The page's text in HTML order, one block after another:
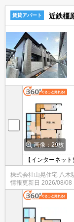
賃貸アパート 近鉄橿
画像：29枚
【インターネッ
ラも完備！
株式会社山晃住宅 八木
情報更新日 2026/08/08